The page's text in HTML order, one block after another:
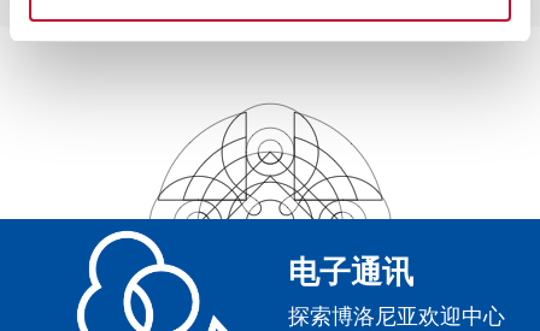
电子通讯
探索博洛尼亚欢迎中心